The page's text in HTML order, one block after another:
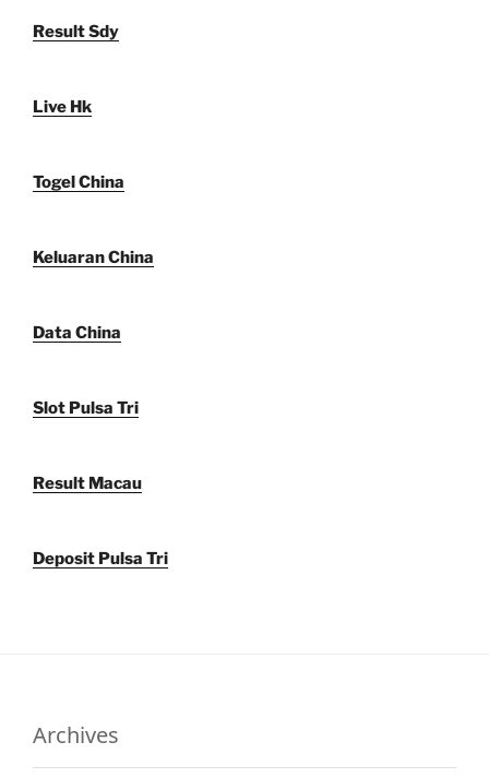
Result Sdy
Live Hk
Togel China
Keluaran China
Data China
Slot Pulsa Tri
Result Macau
Deposit Pulsa Tri
Archives